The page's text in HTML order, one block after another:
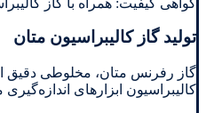
تولید گاز کالیبراسیون متان
گاز رفرنس متان، مخلوطی دقیق
کالیبراسیون ابزارهای